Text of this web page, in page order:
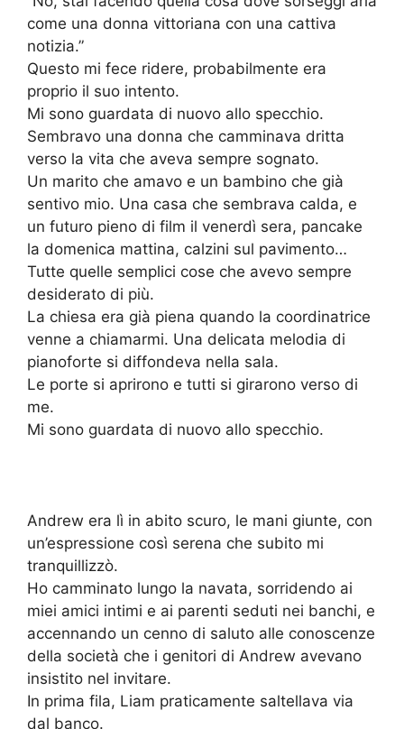
come una donna vittoriana con una cattiva
notizia.”
Questo mi fece ridere, probabilmente era
proprio il suo intento.
Mi sono guardata di nuovo allo specchio.
Sembravo una donna che camminava dritta
verso la vita che aveva sempre sognato.
Un marito che amavo e un bambino che già
sentivo mio. Una casa che sembrava calda, e
un futuro pieno di film il venerdì sera, pancake
la domenica mattina, calzini sul pavimento…
Tutte quelle semplici cose che avevo sempre
desiderato di più.
La chiesa era già piena quando la coordinatrice
venne a chiamarmi. Una delicata melodia di
pianoforte si diffondeva nella sala.
Le porte si aprirono e tutti si girarono verso di
me.
Mi sono guardata di nuovo allo specchio.
Andrew era lì in abito scuro, le mani giunte, con
un’espressione così serena che subito mi
tranquillizzò.
Ho camminato lungo la navata, sorridendo ai
miei amici intimi e ai parenti seduti nei banchi, e
accennando un cenno di saluto alle conoscenze
della società che i genitori di Andrew avevano
insistito nel invitare.
In prima fila, Liam praticamente saltellava via
dal banco.